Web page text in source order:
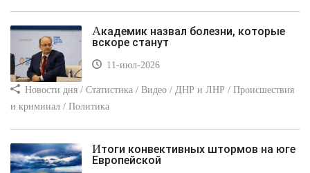
Академик назвал болезни, которые
вскоре станут
11-июл-2026
Новости дня / Статистика / Видео / ДНР и ЛНР / Происшествия
и криминал / Политика
Итоги конвективных штормов на юге
Европейской